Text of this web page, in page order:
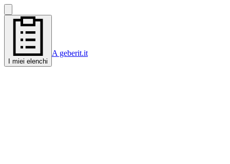
I miei elenchi
A geberit.it